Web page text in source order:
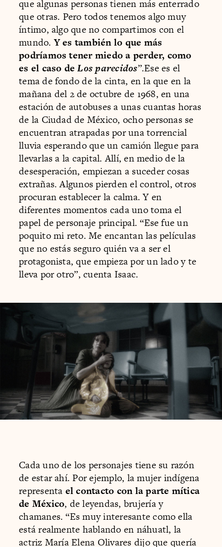
que algunas personas tienen más enterrado
que otras. Pero todos tenemos algo muy
íntimo, algo que no compartimos con el
mundo.Y es también lo que más
podríamos tener miedo a perder, como
es el caso deLos parecidos”.Ese es el
tema de fondo de la cinta, en la que en la
mañana del 2 de octubre de 1968, en una
estación de autobuses a unas cuantas horas
de la Ciudad de México, ocho personas se
encuentran atrapadas por una torrencial
lluvia esperando que un camión llegue para
llevarlas a la capital. Allí, en medio de la
desesperación, empiezan a suceder cosas
extrañas. Algunos pierden el control, otros
procuran establecer la calma. Y en
diferentes momentos cada uno toma el
papel de personaje principal. “Ese fue un
poquito mi reto. Me encantan las películas
que no estás seguro quién va a ser el
protagonista, que empieza por un lado y te
lleva por otro”, cuenta Isaac.
Cada uno de los personajes tiene su razón
de estar ahí. Por ejemplo, la mujer indígena
representa el contacto con la parte mítica
de México, de leyendas, brujería y
chamanes. “Es muy interesante como ella
está realmente hablando en náhuatl, la
actriz María Elena Olivares dijo que quería